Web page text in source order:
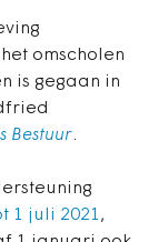
omscholen
is gegaan in
Bestuur.
1 juli 2021,